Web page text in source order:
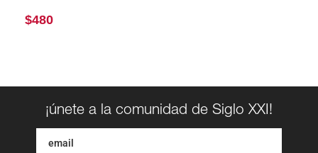
$480
¡únete a la comunidad de Siglo XXI!